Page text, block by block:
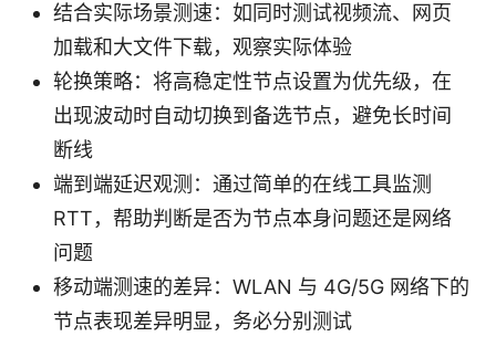
结合实际场景测速：如同时测试视频流、网页
加载和大文件下载，观察实际体验
轮换策略：将高稳定性节点设置为优先级，在
出现波动时自动切换到备选节点，避免长时间
断线
端到端延迟观测：通过简单的在线工具监测
RTT，帮助判断是否为节点本身问题还是网络
问题
移动端测速的差异：WLAN 与 4G/5G 网络下的
节点表现差异明显，务必分别测试